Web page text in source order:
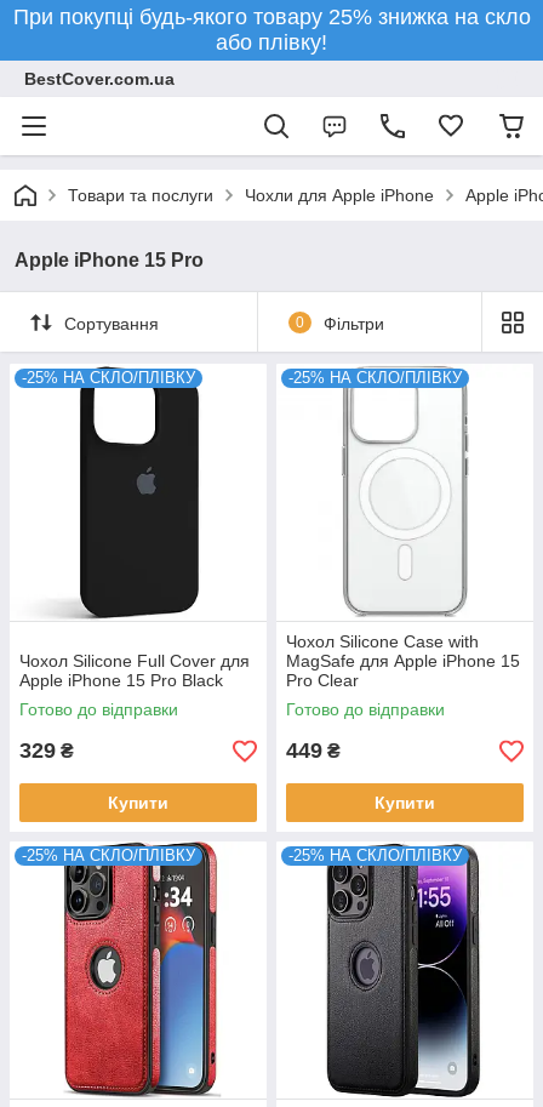
При покупці будь-якого товару 25% знижка на скло
або плівку!
BestCover.com.ua
Товари та послуги Чохли для Apple iPhone Apple
Apple iPhone 15 Pro
Сортування 0 Фільтри
-25% НА СКЛО/ПЛІВКУ
Чохол Silicone Full Cover для
Apple iPhone 15 Pro Black
Готово до відправки
329 ₴
Купити
-25% НА СКЛО/ПЛІВКУ
Чохол Silicone Case with
MagSafe для Apple iPhone 15
Pro Clear
Готово до відправки
449 ₴
Купити
-25% НА СКЛО/ПЛІВКУ -25% НА СКЛО/ПЛІВКУ